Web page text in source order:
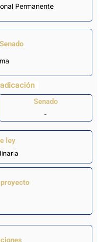
Permanente
Senado
-
ley